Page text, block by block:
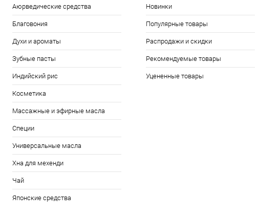
Аюрведические средства
Благовония
Духи и ароматы
Зубные пасты
Индийский рис
Косметика
Массажные и эфирные масла
Специи
Универсальные масла
Хна для мехенди
Чай
Японские средства
Новинки
Популярные товары
Распродажи и скидки
Рекомендуемые товары
Уцененные товары